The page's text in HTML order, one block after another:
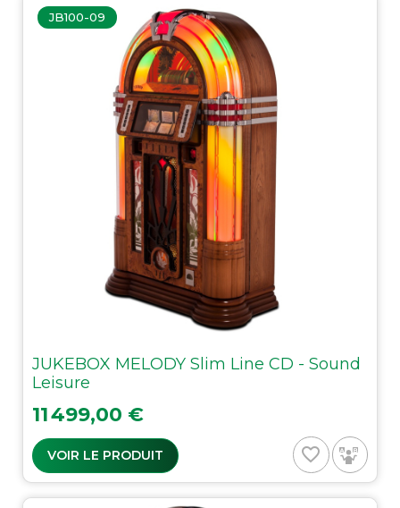
JB100-09
JUKEBOX MELODY Slim Line CD - Sound
Leisure
Prix
11 499,00 €
VOIR LE PRODUIT favorite_border